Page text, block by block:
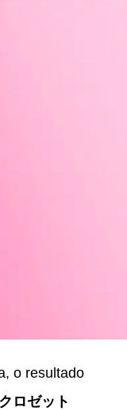
o resultado
ロゼット